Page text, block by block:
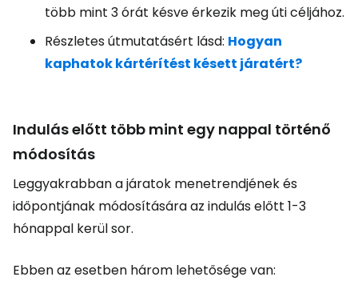
több mint 3 órát késve érkezik meg úti céljához.
Részletes útmutatásért lásd: Hogyan
kaphatok kártérítést késett járatért?
Indulás előtt több mint egy nappal történő
módosítás
Leggyakrabban a járatok menetrendjének és
időpontjának módosítására az indulás előtt 1-3
hónappal kerül sor.
Ebben az esetben három lehetősége van: